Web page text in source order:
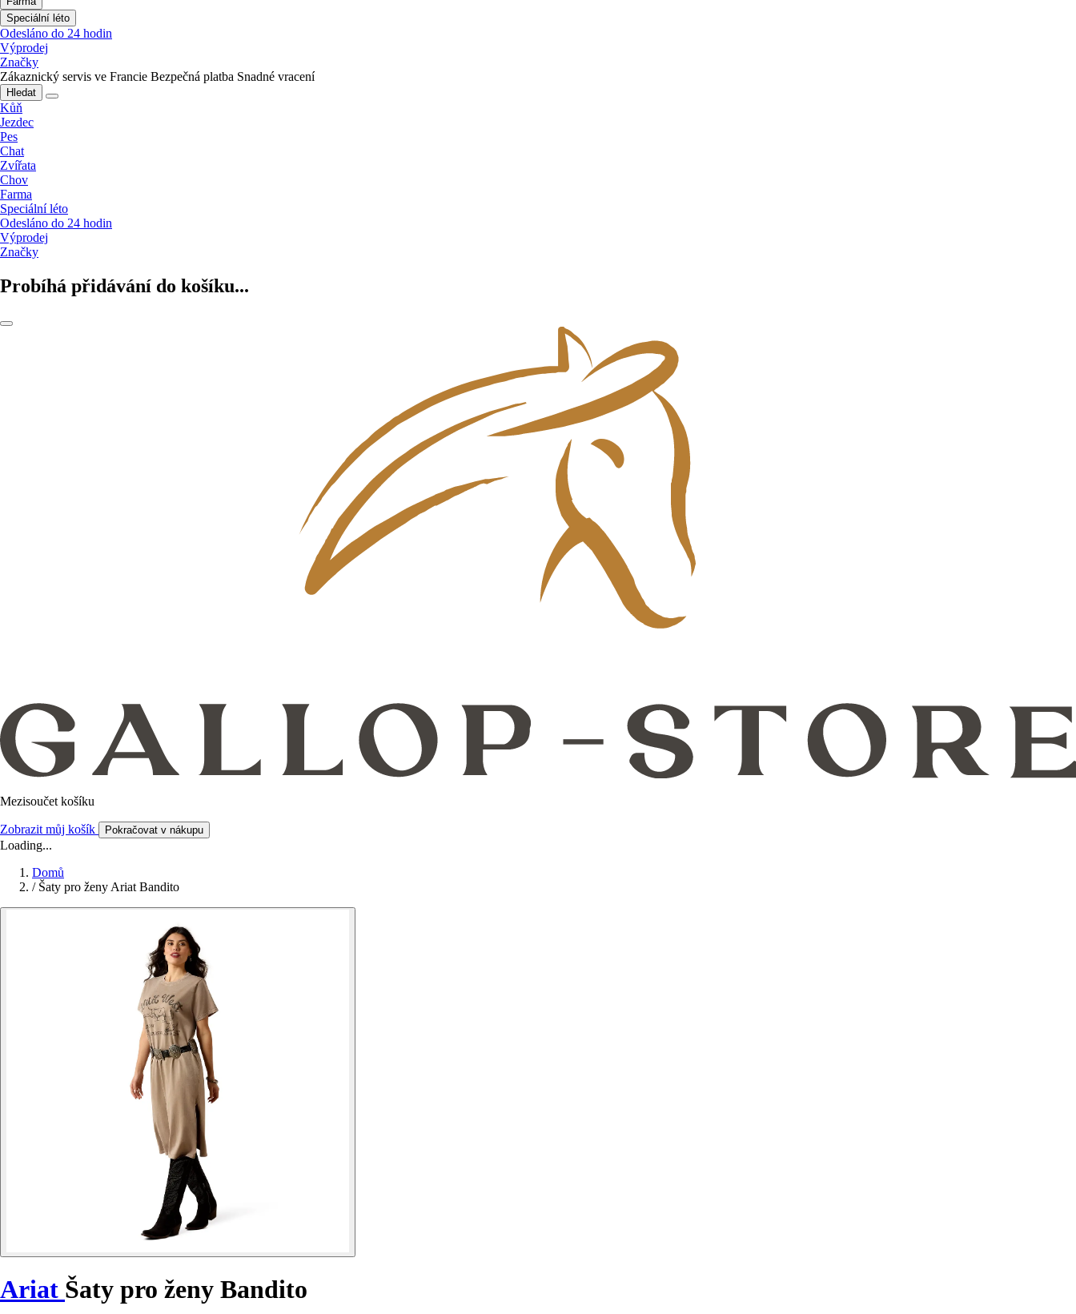
Speciální léto
Odesláno do 24 hodin
Výprodej
Značky
Zákaznický servis ve Francie Bezpečná platba Snadné vracení
Hledat
Kůň
Jezdec
Pes
Chat
Zvířata
Chov
Farma
Speciální léto
Odesláno do 24 hodin
Výprodej
Značky
Probíhá přidávání do košíku...
Mezisoučet košíku
Zobrazit můj košík Pokračovat v nákupu
Loading...
Domů
/ Šaty pro ženy Ariat Bandito
Ariat Šaty pro ženy Bandito